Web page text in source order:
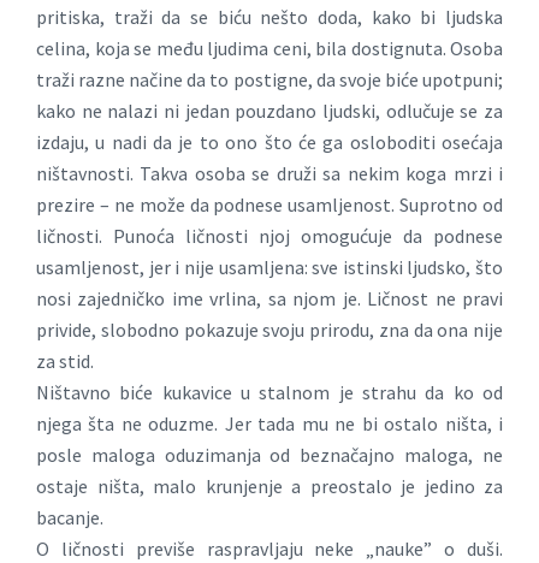
pritiska, traži da se biću nešto doda, kako bi ljudska
celina, koja se među ljudima ceni, bila dostignuta. Osoba
traži razne načine da to postigne, da svoje biće upotpuni;
kako ne nalazi ni jedan pouzdano ljudski, odlučuje se za
izdaju, u nadi da je to ono što će ga osloboditi osećaja
ništavnosti. Takva osoba se druži sa nekim koga mrzi i
prezire – ne može da podnese usamljenost. Suprotno od
ličnosti. Punoća ličnosti njoj omogućuje da podnese
usamljenost, jer i nije usamljena: sve istinski ljudsko, što
nosi zajedničko ime vrlina, sa njom je. Ličnost ne pravi
privide, slobodno pokazuje svoju prirodu, zna da ona nije
za stid.
Ništavno biće kukavice u stalnom je strahu da ko od
njega šta ne oduzme. Jer tada mu ne bi ostalo ništa, i
posle maloga oduzimanja od beznačajno maloga, ne
ostaje ništa, malo krunjenje a preostalo je jedino za
bacanje.
O ličnosti previše raspravljaju neke „nauke” o duši.